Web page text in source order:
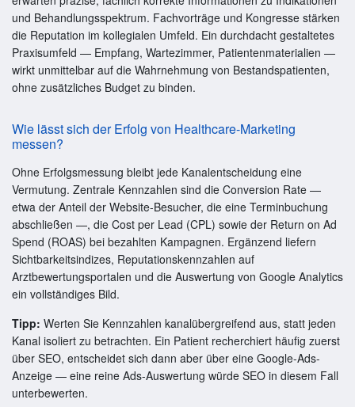
und Behandlungsspektrum. Fachvorträge und Kongresse stärken
die Reputation im kollegialen Umfeld. Ein durchdacht gestaltetes
Praxisumfeld — Empfang, Wartezimmer, Patientenmaterialien —
wirkt unmittelbar auf die Wahrnehmung von Bestandspatienten,
ohne zusätzliches Budget zu binden.
Wie lässt sich der Erfolg von Healthcare-Marketing
messen?
Ohne Erfolgsmessung bleibt jede Kanalentscheidung eine
Vermutung. Zentrale Kennzahlen sind die Conversion Rate —
etwa der Anteil der Website-Besucher, die eine Terminbuchung
abschließen —, die Cost per Lead (CPL) sowie der Return on Ad
Spend (ROAS) bei bezahlten Kampagnen. Ergänzend liefern
Sichtbarkeitsindizes, Reputationskennzahlen auf
Arztbewertungsportalen und die Auswertung von Google Analytics
ein vollständiges Bild.
Tipp: Werten Sie Kennzahlen kanalübergreifend aus, statt jeden
Kanal isoliert zu betrachten. Ein Patient recherchiert häufig zuerst
über SEO, entscheidet sich dann aber über eine Google-Ads-
Anzeige — eine reine Ads-Auswertung würde SEO in diesem Fall
unterbewerten.